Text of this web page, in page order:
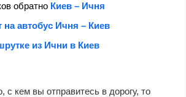
обратно Киев – Ичня
на автобус Ичня – Киев
из Ични в Киев
с кем вы отправитесь в дорогу, то